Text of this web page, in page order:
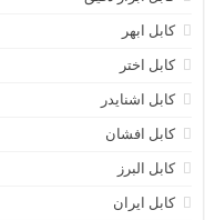
کابل ابهر
کابل اختر
کابل اشنایدر
کابل افشان
کابل البرز
کابل ایران